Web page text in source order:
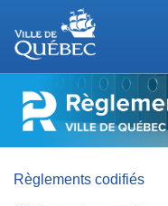
RÈGLEMENTS
DE
QUÉBEC
Règlements codifiés